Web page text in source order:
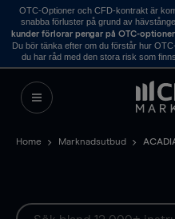
OTC-Optioner och CFD-kontrakt är
snabba förluster på grund av
kunder förlorar pengar på OTC-
Du bör tänka efter om du förstår hur
du har råd med den stora risk som
Home Marknadsutbud